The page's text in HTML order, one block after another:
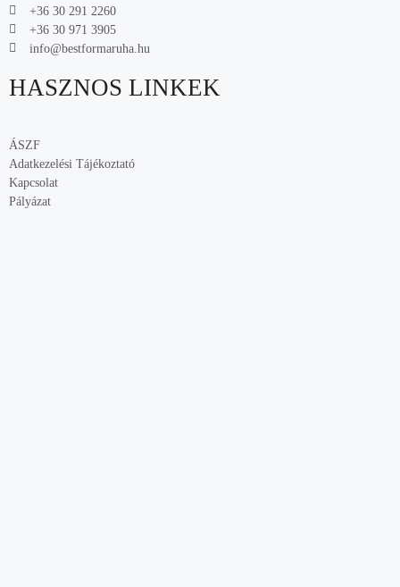
+36 30 291 2260
+36 30 971 3905
info@bestformaruha.hu
HASZNOS LINKEK
ÁSZF
Adatkezelési Tájékoztató
Kapcsolat
Pályázat